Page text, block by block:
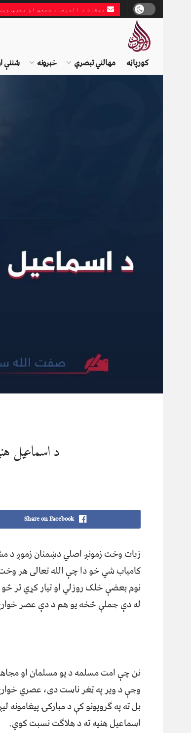
میقات د المرصاد سمعي او بصري
کورپاڼه مهالني تبصري خبرونه شننې
د اسماعیل
Share on Facebook
زیات وخت زمونږ اصلي دښمنان زموږ د
کامیاب شي خو دا چې الله تعالی هر
نوم بعضې خلک روزلي او تیار کړي تر
له دې جملې څخه یو هم د دې عصر
نن چې امت مسلمه د یو مسلمان او
وجې د ویر په ټغر ناست دی، عصري
بل ته په ګروپونو کې د مبارکۍ پیغامونه
اسماعیل هنیه ته د هلاګت نسبت کوي.